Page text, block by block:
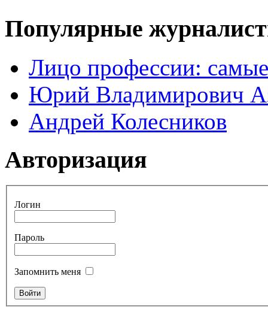
Популярные
Лицо профессии:
Юрий Владимирович
Андрей Колесников
Авторизация
Логин
Пароль
Запомнить меня